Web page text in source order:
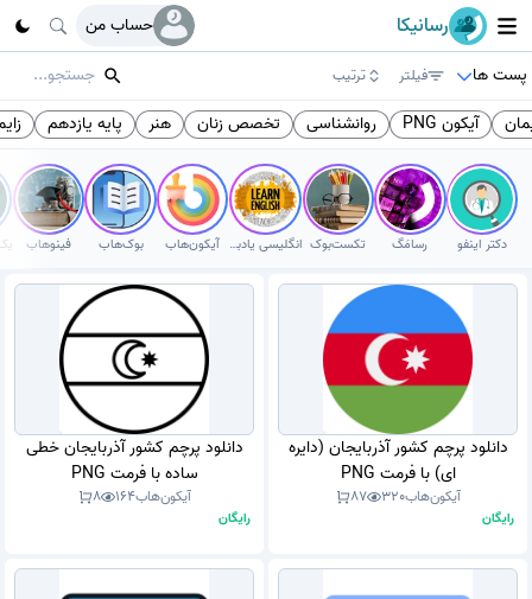
رسانیکا
حساب من
پست ها
فیلتر ترتیب
آیکون PNG روانشناسی تخصص زنان هنر پایه یازدهم
دکتر اینفو رسامَگ تکست‌بوک انگلیسی یادبگیر آیکون‌هاب بوک‌هاب فینوهاب
دانلود پرچم کشور آذربایجان (دایره
ای) با فرمت PNG
آیکون‌هاب320
87
رایگان
دانلود پرچم کشور آذربایجان خطی
ساده با فرمت PNG
آیکون‌هاب164
8
رایگان